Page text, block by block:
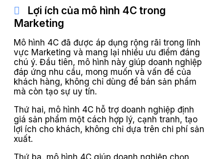
Lợi ích của mô hình 4C trong
Marketing
Mô hình 4C đã được áp dụng rộng rãi trong lĩnh
vực Marketing và mang lại nhiều ưu điểm đáng
chú ý. Đầu tiên, mô hình này giúp doanh nghiệp
đáp ứng nhu cầu, mong muốn và vấn đề của
khách hàng, không chỉ dùng để bán sản phẩm
mà còn tạo sự uy tín.
Thứ hai, mô hình 4C hỗ trợ doanh nghiệp định
giá sản phẩm một cách hợp lý, cạnh tranh, tạo
lợi ích cho khách, không chỉ dựa trên chi phí sản
xuất.
Thứ ba, mô hình 4C giúp doanh nghiệp chọn